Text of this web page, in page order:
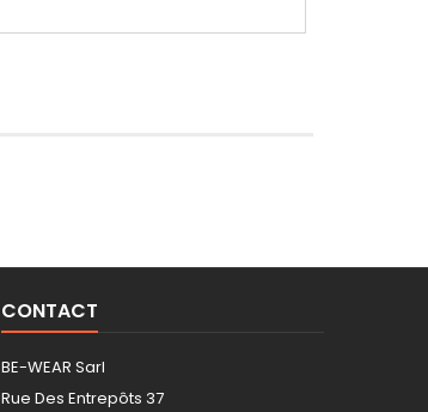
CONTACT
BE-WEAR Sarl
Rue Des Entrepôts 37